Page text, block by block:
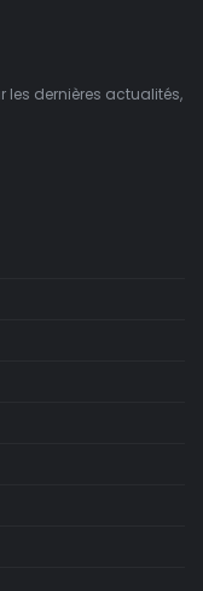
les dernières actualités,